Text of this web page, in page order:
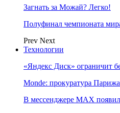
Загнать за Можай? Легко!
Полуфинал чемпионата
Prev Next
Технологии
«Яндекс Диск» ограничит
Monde: прокуратура
В мессенджере MAX